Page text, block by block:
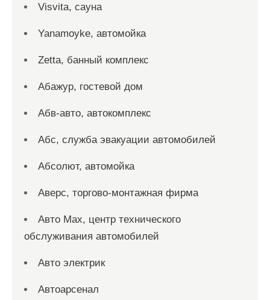
Visvita, сауна
Yanamoyke, автомойка
Zetta, банный комплекс
Абажур, гостевой дом
Абв-авто, автокомплекс
Абс, служба эвакуации автомобилей
Абсолют, автомойка
Аверс, торгово-монтажная фирма
Авто Max, центр технического
обслуживания автомобилей
Авто электрик
Автоарсенал